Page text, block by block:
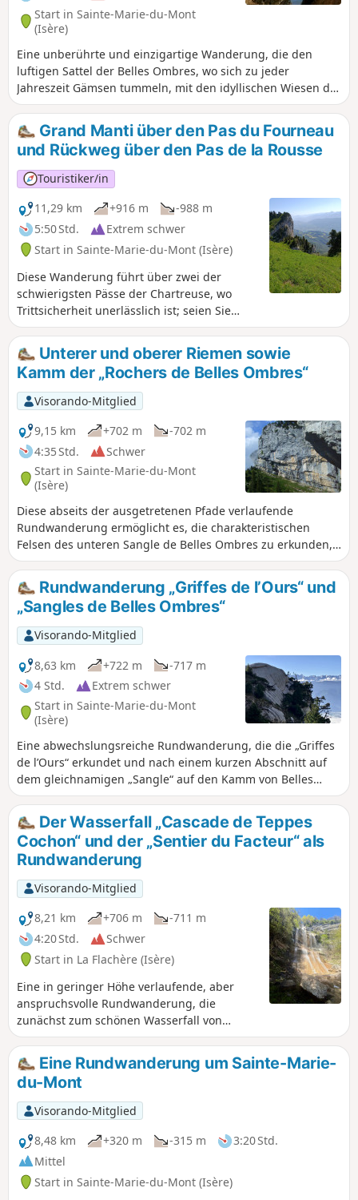
Start in Sainte-Marie-du-Mont
(Isère)
Eine unberührte und einzigartige Wanderung, die den
luftigen Sattel der Belles Ombres, wo sich zu jeder
Jahreszeit Gämsen tummeln, mit den idyllischen Wiesen der
Alpette verbindet, auf denen es von Murmeltieren wimmelt.
Diese Route verläuft größtenteils abseits der Wege und
erfordert trittsicheres Gehen sowie einen guten
Orientierungssinn. Es ist unwahrscheinlich, dass man
anderen Wanderern begegnet, außer am Croix de l'Alpe
und auf dem Wegabschnitt, der dorthin führt.
Grand Manti über den Pas du Fourneau
und Rückweg über den Pas de la Rousse
Touristiker/in
11,29 km
+916 m
-988 m
5:50 Std.
Extrem schwer
Start in Sainte-Marie-du-Mont (Isère)
Diese Wanderung führt über zwei der
schwierigsten Pässe der Chartreuse, wo
Trittsicherheit unerlässlich ist; seien Sie
beim Abstieg vom Pas de la Rousse
besonders vorsichtig. Der höchste Punkt
liegt ganz in der Nähe des Tunnel du Trèfle,
und wenn Sie aufmerksam sind, können Sie
vom Tunnel aus den unzugänglichen Bogen
„Arche de la Morille“ erblicken.
Unterer und oberer Riemen sowie
Kamm der „Rochers de Belles Ombres“
Visorando-Mitglied
9,15 km
+702 m
-702 m
4:35 Std.
Schwer
Start in Sainte-Marie-du-Mont
(Isère)
Diese abseits der ausgetretenen Pfade verlaufende
Rundwanderung ermöglicht es, die charakteristischen
Felsen des unteren Sangle de Belles Ombres zu erkunden,
anschließend einen Aufstieg auf den oberen Sangle zu
unternehmen, um dessen beeindruckende Kar-Formen zu
durchqueren, bevor man sich auf den Kamm hocharbeitet,
um über die Rochers de Belles Ombres zum gleichnamigen
Pass zurückzukehren.
Rundwanderung „Griffes de l’Ours“ und
„Sangles de Belles Ombres“
Visorando-Mitglied
8,63 km
+722 m
-717 m
4 Std.
Extrem schwer
Start in Sainte-Marie-du-Mont
(Isère)
Eine abwechslungsreiche Rundwanderung, die die „Griffes
de l’Ours“ erkundet und nach einem kurzen Abschnitt auf
dem gleichnamigen „Sangle“ auf den Kamm von Belles
Ombres hinausführt. Die „Griffes de l'Ours“ werden
normalerweise auf demselben Weg zurückgelegt, auf dem
man den Hinweg gegangen ist. Unsere Route ermöglicht
es, über einige felsige Passagen auf den Kamm
hinaufzusteigen und so die „Griffes de l'Ours“ aus allen
Blickwinkeln zu bewundern.
Der Wasserfall „Cascade de Teppes
Cochon“ und der „Sentier du Facteur“ als
Rundwanderung
Visorando-Mitglied
8,21 km
+706 m
-711 m
4:20 Std.
Schwer
Start in La Flachère (Isère)
Eine in geringer Höhe verlaufende, aber
anspruchsvolle Rundwanderung, die
zunächst zum schönen Wasserfall von
Teppes Cochon führt, dann über den gut
markierten Weg von Pierre-Plate auf das
Plateau des Petites Roches steigt, bevor sie
am Hang entlang in Richtung Les Prés
verläuft und schließlich über den heiklen
Pas du Facteur wieder hinunter ins
Grésivaudan führt.
Eine Rundwanderung um Sainte-Marie-
du-Mont
Visorando-Mitglied
8,48 km
+320 m -315 m
3:20 Std.
Mittel
Start in Sainte-Marie-du-Mont (Isère)